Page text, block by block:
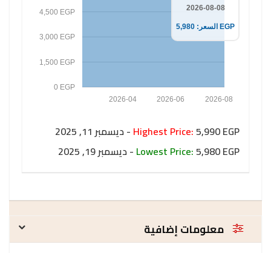
0 EGP
1,500 EGP
3,000 EGP
4,500 EGP
2026-08
2026-06
2026-04
2026-08-08
السعر: 5,980 EGP
Highest Price:5,990 EGP - ديسمبر 11, 2025
Lowest Price:5,980 EGP - ديسمبر 19, 2025
معلومات إضافية